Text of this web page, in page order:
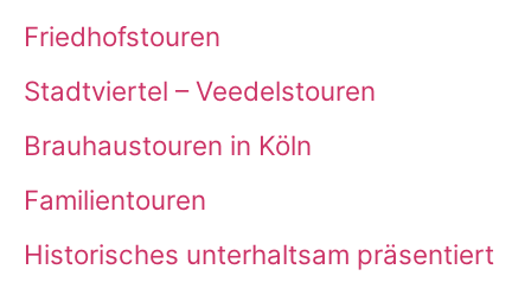
Friedhofstouren
Stadtviertel – Veedelstouren
Brauhaustouren in Köln
Familientouren
Historisches unterhaltsam präsentiert